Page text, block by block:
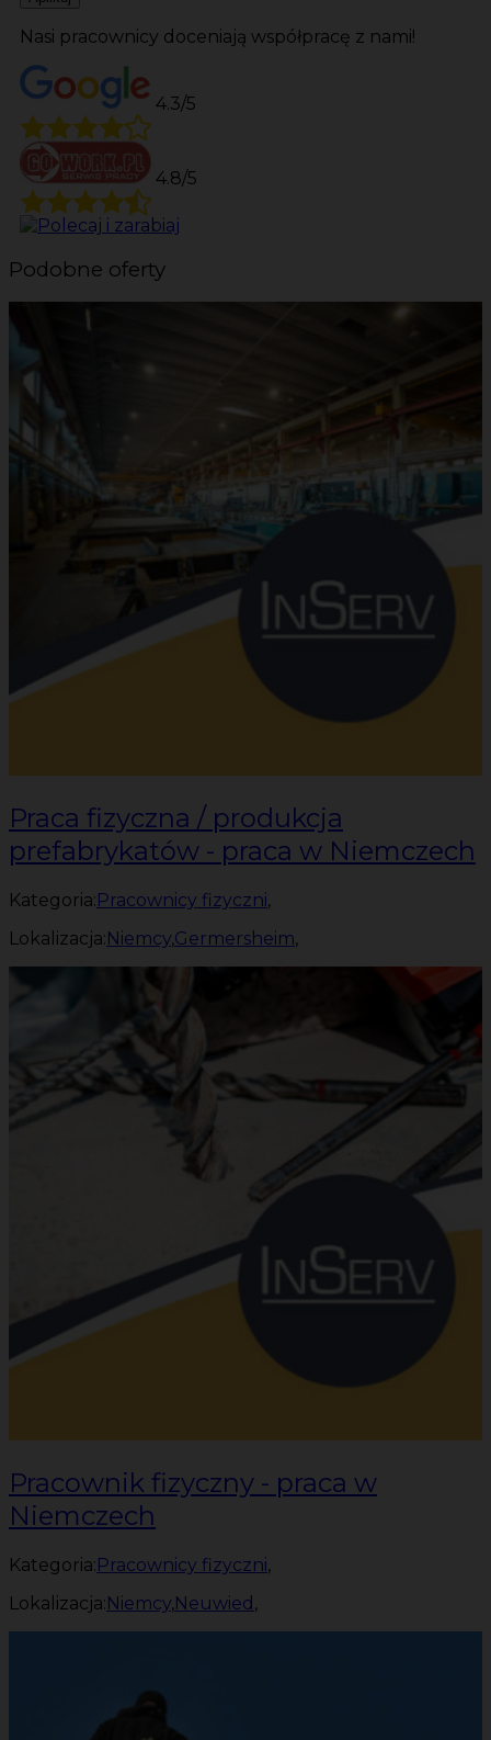
Nasi pracownicy doceniają współpracę z nami!
4.3/5
4.8/5
Podobne oferty
Praca fizyczna / produkcja
prefabrykatów - praca w Niemczech
Kategoria: Pracownicy fizyczni,
Lokalizacja: Niemcy,Germersheim,
Pracownik fizyczny - praca w
Niemczech
Kategoria:Pracownicy fizyczni,
Lokalizacja:Niemcy,Neuwied ,